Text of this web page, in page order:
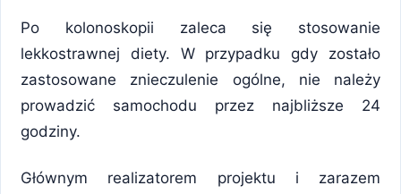
Po kolonoskopii zaleca się stosowanie
lekkostrawnej diety. W przypadku gdy zostało
zastosowane znieczulenie ogólne, nie należy
prowadzić samochodu przez najbliższe 24
godziny.
Głównym realizatorem projektu i zarazem